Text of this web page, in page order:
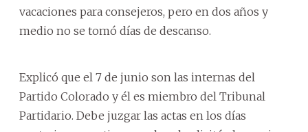
vacaciones para consejeros, pero en dos años y
medio no se tomó días de descanso.
Explicó que el 7 de junio son las internas del
Partido Colorado y él es miembro del Tribunal
Partidario. Debe juzgar las actas en los días